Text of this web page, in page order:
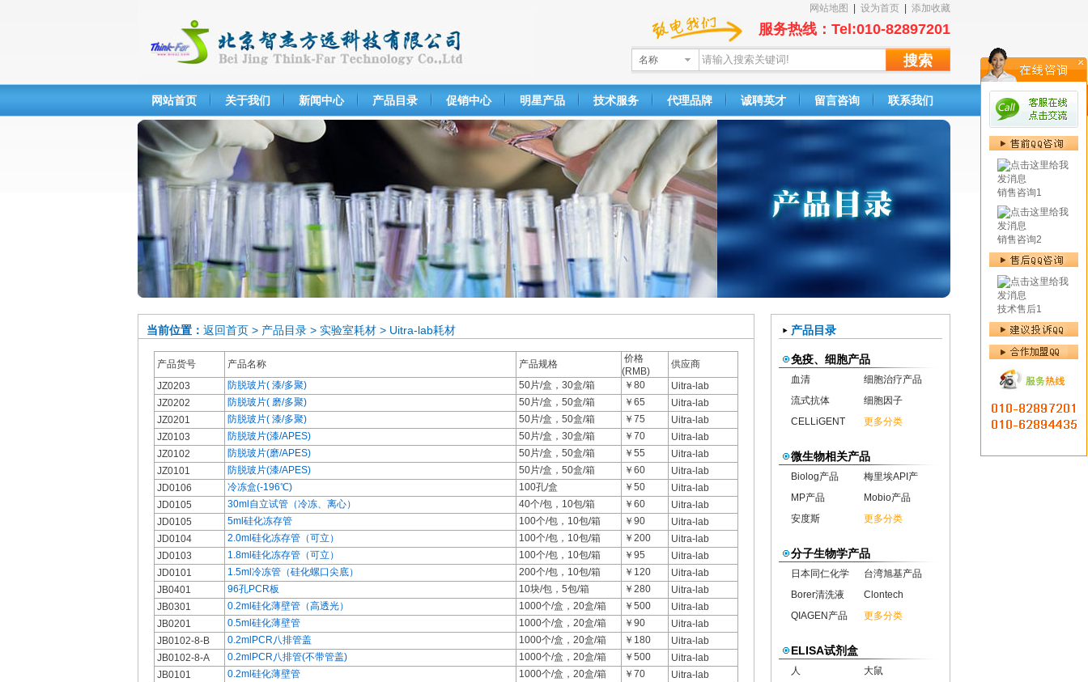
销售咨询1
销售咨询2
技术售后1
网站地图 设为首页 添加收藏
服务热线：Tel:010-82897201
名称
网站首页 关于我们 新闻中心 产品目录 促销中心 明星产品 技术服务 代理品牌 诚聘英才 留言咨询 联系我们
当前位置： 返回首页 > 产品目录 > 实验室耗材 > Uitra-lab耗材
产品货号 产品名称 产品规格
价格
(RMB)
供应商
JZ0203
防脱玻片( 漆/多聚) 50片/盒，30盒/箱 ￥80
Uitra-lab
JZ0202
防脱玻片( 磨/多聚) 50片/盒，50盒/箱 ￥65
Uitra-lab
JZ0201
防脱玻片( 漆/多聚) 50片/盒，50盒/箱 ￥75
Uitra-lab
JZ0103
防脱玻片(漆/APES) 50片/盒，30盒/箱 ￥70
Uitra-lab
JZ0102
防脱玻片(磨/APES) 50片/盒，50盒/箱 ￥55
Uitra-lab
JZ0101
防脱玻片(漆/APES) 50片/盒，50盒/箱 ￥60
Uitra-lab
JD0106
冷冻盒(-196℃) 100孔/盒 ￥50
Uitra-lab
JD0105
30ml自立试管（冷冻、离心） 40个/包，10包/箱 ￥60
Uitra-lab
JD0105
5ml硅化冻存管 100个/包，10包/箱 ￥90
Uitra-lab
JD0104
2.0ml硅化冻存管（可立） 100个/包，10包/箱 ￥200
Uitra-lab
JD0103
1.8ml硅化冻存管（可立） 100个/包，10包/箱 ￥95
Uitra-lab
JD0101
1.5ml冷冻管（硅化螺口尖底） 200个/包，10包/箱 ￥120
Uitra-lab
JB0401
96孔PCR板 10块/包，5包/箱 ￥280
Uitra-lab
JB0301
0.2ml硅化薄壁管（高透光） 1000个/盒，20盒/箱 ￥500
Uitra-lab
JB0201
0.5ml硅化薄壁管 1000个/盒，20盒/箱 ￥90
Uitra-lab
JB0102-8-B
0.2mlPCR八排管盖 1000个/盒，20盒/箱 ￥180
Uitra-lab
JB0102-8-A
0.2mlPCR八排管(不带管盖) 1000个/盒，20盒/箱 ￥500
Uitra-lab
JB0101
0.2ml硅化薄壁管 1000个/盒，20盒/箱 ￥70 Uitra-lab
产品目录
免疫、细胞产品
血清
细胞治疗产品
流式抗体
细胞因子
CELLiGENT
更多分类
微生物相关产品
Biolog产品
梅里埃API产
MP产品
Mobio产品
安度斯
更多分类
分子生物学产品
日本同仁化学
台湾旭基产品
Borer清洗液
Clontech
QIAGEN产品
更多分类
ELISA试剂盒
人
大鼠